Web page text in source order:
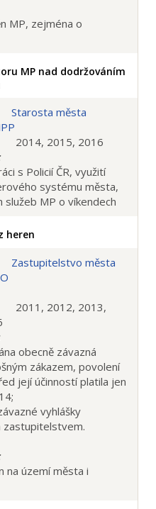
MP, zejména o
MP nad dodržováním
Starosta města
2014, 2015, 2016
s Policií ČR, využití
systému města,
služeb MP o víkendech
heren
Zastupitelstvo města
2011, 2012, 2013,
obecně závazná
zákazem, povolení
její účinností platila jen
vyhlášky
na území města i